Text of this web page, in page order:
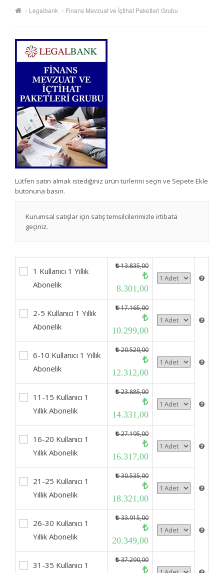
Legalbank Finans Mevzuat ve İçtihat Paketleri Grubu
Lütfen satın almak istediğiniz ürün türlerini seçin ve Sepete Ekle
butonuna basın.
Kurumsal satışlar için satış temsilcilerimizle irtibata
geçiniz.
1 Kullanıcı 1 Yıllık
Abonelik
13.835,00
8.301,00
2-5 Kullanıcı 1 Yıllık
Abonelik
17.165,00
10.299,00
6-10 Kullanıcı 1 Yıllık
Abonelik
20.520,00
12.312,00
11-15 Kullanıcı 1
Yıllık Abonelik
23.885,00
14.331,00
16-20 Kullanıcı 1
Yıllık Abonelik
27.195,00
16.317,00
21-25 Kullanıcı 1
Yıllık Abonelik
30.535,00
18.321,00
26-30 Kullanıcı 1
Yıllık Abonelik
33.915,00
20.349,00
31-35 Kullanıcı 1
37.290,00